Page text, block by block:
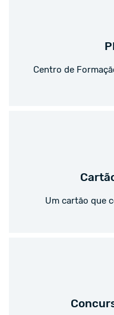
Centro de
Um cartão que